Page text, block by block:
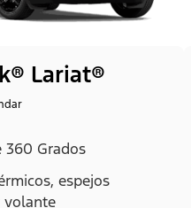
Lariat®
360 Grados
espejos
volante